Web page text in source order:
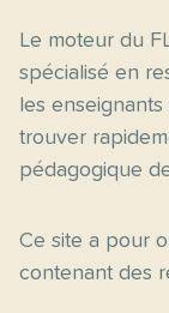
Le moteur du
spécialisé en
les enseignants
trouver
pédagogique
Ce site a pour
contenant des